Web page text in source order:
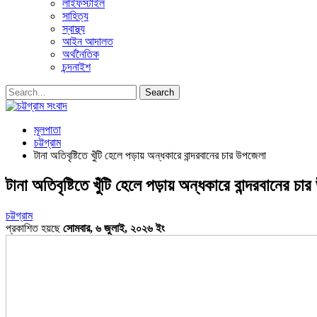
লাইফস্টাইল
সাহিত্য
স্বাস্থ্য
আইন আদালত
অর্থনৈতিক
চন্দনাইশ
মূলপাতা
চট্টগ্রাম
টানা অতিবৃষ্টিতে খুঁটি হেলে পড়ায় অন্ধকারে বান্দরবানের চার উপজেলা
টানা অতিবৃষ্টিতে খুঁটি হেলে পড়ায় অন্ধকারে বান্দরবানের
চট্টগ্রাম
প্রকাশিত হয়ছেসোমবার, ৬ জুলাই, ২০২৬ ইং